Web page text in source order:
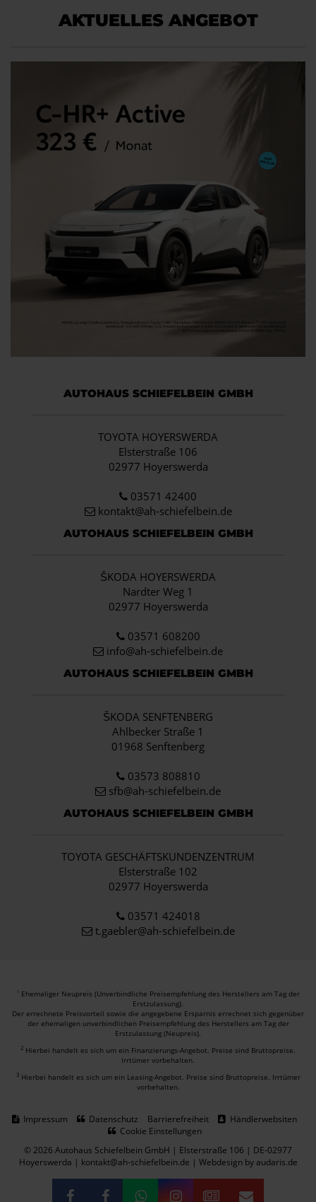
AKTUELLES ANGEBOT
AUTOHAUS SCHIEFELBEIN GMBH
TOYOTA HOYERSWERDA
Elsterstraße 106
02977 Hoyerswerda
03571 42400
kontakt@ah-schiefelbein.de
AUTOHAUS SCHIEFELBEIN GMBH
ŠKODA HOYERSWERDA
Nardter Weg 1
02977 Hoyerswerda
03571 608200
info@ah-schiefelbein.de
AUTOHAUS SCHIEFELBEIN GMBH
ŠKODA SENFTENBERG
Ahlbecker Straße 1
01968 Senftenberg
03573 808810
sfb@ah-schiefelbein.de
AUTOHAUS SCHIEFELBEIN GMBH
TOYOTA GESCHÄFTSKUNDENZENTRUM
Elsterstraße 102
02977 Hoyerswerda
03571 424018
t.gaebler@ah-schiefelbein.de
1 Ehemaliger Neupreis (Unverbindliche Preisempfehlung des Herstellers am Tag der
Erstzulassung).
Der errechnete Preisvorteil sowie die angegebene Ersparnis errechnet sich gegenüber
der ehemaligen unverbindlichen Preisempfehlung des Herstellers am Tag der
Erstzulassung (Neupreis).
2 Hierbei handelt es sich um ein Finanzierungs-Angebot. Preise sind Bruttopreise.
Irrtümer vorbehalten.
3 Hierbei handelt es sich um ein Leasing-Angebot. Preise sind Bruttopreise. Irrtümer
vorbehalten.
Impressum Datenschutz Barrierefreiheit
Händlerwebsiten
Cookie Einstellungen
© 2026 Autohaus Schiefelbein GmbH | Elsterstraße 106 | DE-02977
Hoyerswerda | kontakt@ah-schiefelbein.de | Webdesign by audaris.de